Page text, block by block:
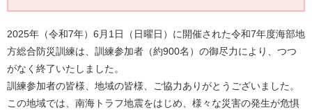
2025年（令和7年）6月1日（日曜日）に開催された令和7年度海部地
方総合防災訓練は、訓練参加者（約900名）の御尽力により、つつ
がなく終了いたしました。
訓練参加者の皆様、地域の皆様、ご協力ありがとうございました。
この地域では、南海トラフ地震をはじめ、様々な災害の発生が危惧